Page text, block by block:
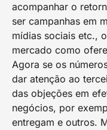
acompanhar o
ser campanhas em
mídias sociais etc.,
mercado como
Agora se os
dar atenção ao
das objeções em
negócios, por
entregam e outros.